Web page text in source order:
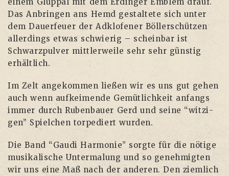
Das Anbrin­gen ans Hemd gestal­te­te sich unter
dem Dau­er­feu­er der Adklo­fe­ner Böl­ler­schüt­zen
aller­dings etwas schwie­rig – schein­bar ist
Schwarz­pul­ver mitt­ler­wei­le sehr sehr güns­tig
erhältlich.
Im Zelt ange­kom­men lie­ßen wir es uns gut gehen
auch wenn auf­kei­men­de Gemüt­lich­keit anfangs
immer durch Ruben­bau­er Gerd und sei­ne “wit­zi­
gen” Spiel­chen tor­pe­diert wurden.
Die Band “Gau­di Har­mo­nie” sorg­te für die nöti­ge
musi­ka­li­sche Unter­ma­lung und so geneh­mig­ten
wir uns eine Maß nach der ande­ren. Den ziem­lich